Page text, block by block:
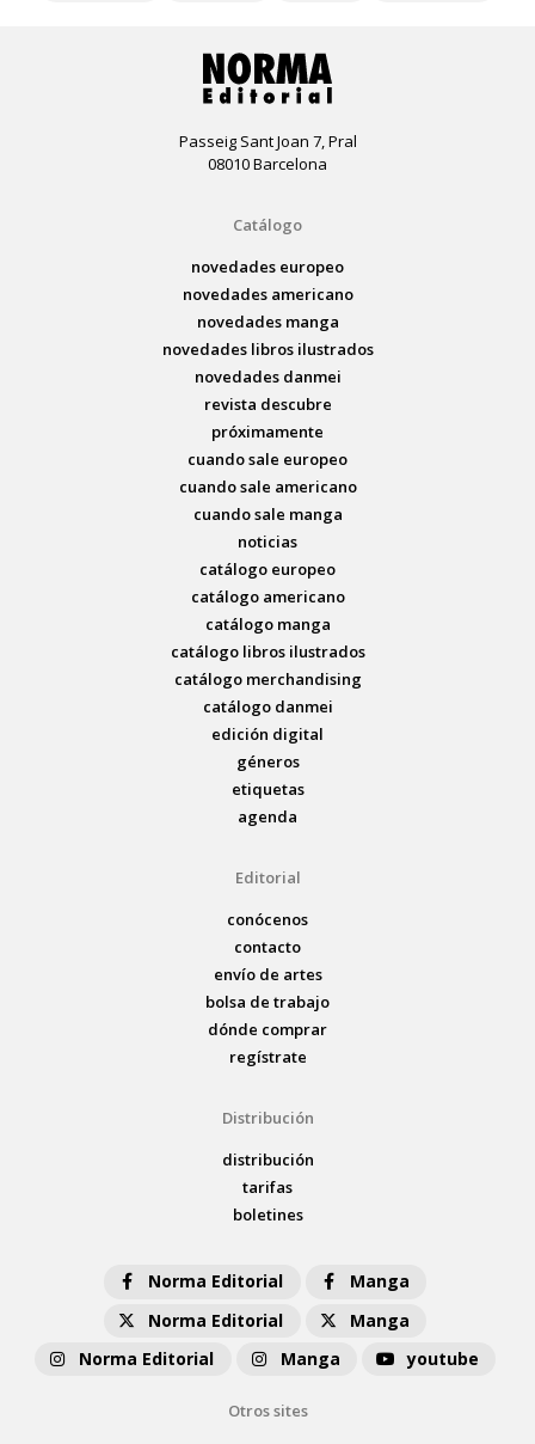
Passeig Sant Joan 7, Pral
08010 Barcelona
Catálogo
novedades europeo
novedades americano
novedades manga
novedades libros ilustrados
novedades danmei
revista descubre
próximamente
cuando sale europeo
cuando sale americano
cuando sale manga
noticias
catálogo europeo
catálogo americano
catálogo manga
catálogo libros ilustrados
catálogo merchandising
catálogo danmei
edición digital
géneros
etiquetas
agenda
Editorial
conócenos
contacto
envío de artes
bolsa de trabajo
dónde comprar
regístrate
Distribución
distribución
tarifas
boletines
Norma Editorial
Manga
Norma Editorial
Manga
Norma Editorial
Manga youtube
Otros sites